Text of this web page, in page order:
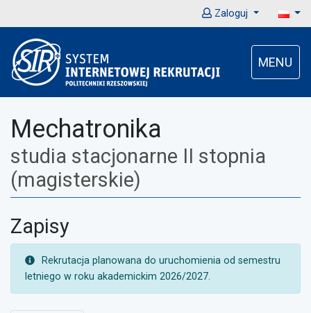
Zaloguj
MENU
Mechatronika
studia stacjonarne II stopnia
(magisterskie)
Zapisy
UWAGA:
Rekrutacja planowana do uruchomienia od semestru
letniego w roku akademickim 2026/2027.